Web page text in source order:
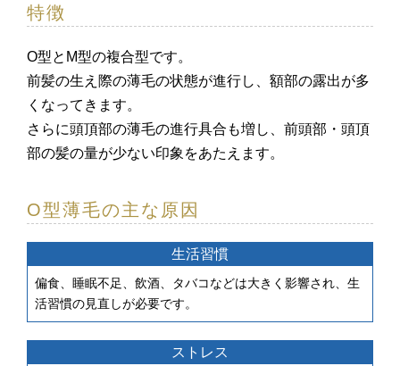
特徴
O型とM型の複合型です。
前髪の生え際の薄毛の状態が進行し、額部の露出が多
くなってきます。
さらに頭頂部の薄毛の進行具合も増し、前頭部・頭頂
部の髪の量が少ない印象をあたえます。
O型薄毛の主な原因
生活習慣
偏食、睡眠不足、飲酒、タバコなどは大きく影響され、生
活習慣の見直しが必要です。
ストレス